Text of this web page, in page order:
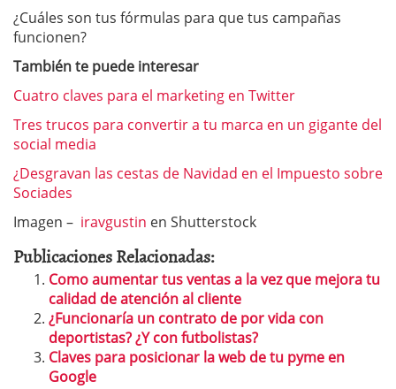
¿Cuáles son tus fórmulas para que tus campañas
funcionen?
También te puede interesar
Cuatro claves para el marketing en Twitter
Tres trucos para convertir a tu marca en un gigante del
social media
¿Desgravan las cestas de Navidad en el Impuesto sobre
Sociades
Imagen – iravgustin en Shutterstock
Publicaciones Relacionadas:
Como aumentar tus ventas a la vez que mejora tu
calidad de atención al cliente
¿Funcionaría un contrato de por vida con
deportistas? ¿Y con futbolistas?
Claves para posicionar la web de tu pyme en
Google